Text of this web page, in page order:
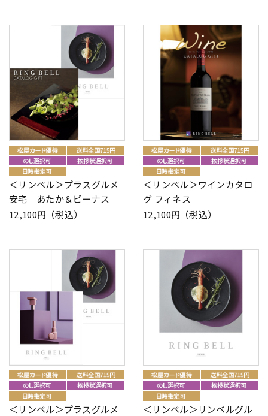
＜リンベル＞プラスグルメ
安宅 あたか＆ビーナス
12,100円（税込）
＜リンベル＞ワインカタロ
グ フィネス
12,100円（税込）
＜リンベル＞プラスグルメ
＜リンベル＞リンベルグル